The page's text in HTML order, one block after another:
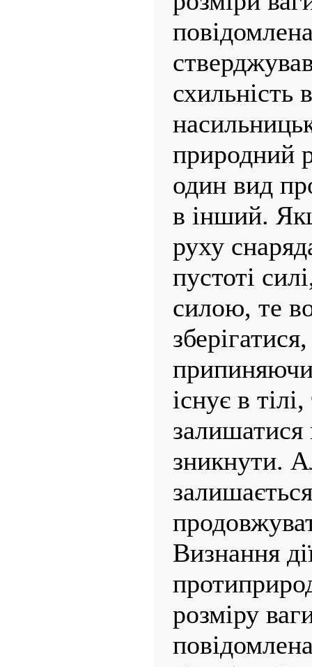
схильність
природний
один вид
в інший.
руху
пустоті
силою, те
існує в
залишатися
зникнути.
Визнання
розміру